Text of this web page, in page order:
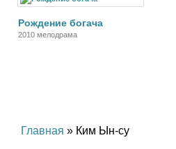
Сериал
Рождение богача
2010 мелодрама
Главная » Ким Ын-су